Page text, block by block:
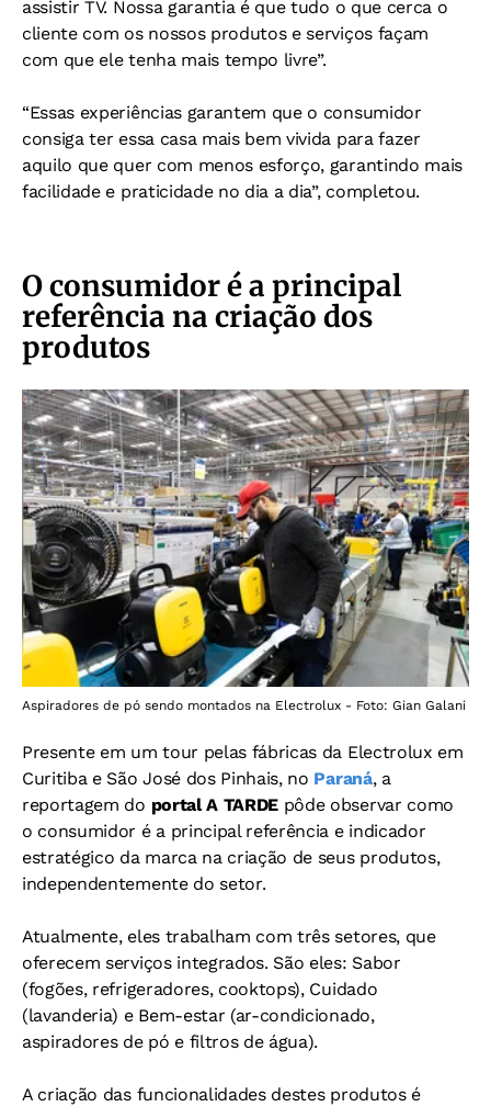
assistir TV. Nossa garantia é que tudo o que cerca o
cliente com os nossos produtos e serviços façam
com que ele tenha mais tempo livre”.
“Essas experiências garantem que o consumidor
consiga ter essa casa mais bem vivida para fazer
aquilo que quer com menos esforço, garantindo mais
facilidade e praticidade no dia a dia”, completou.
O consumidor é a principal
referência na criação dos
produtos
Aspiradores de pó sendo montados na Electrolux - Foto: Gian Galani
Presente em um tour pelas fábricas da Electrolux em
Curitiba e São José dos Pinhais, no Paraná, a
reportagem do portal A TARDE pôde observar como
o consumidor é a principal referência e indicador
estratégico da marca na criação de seus produtos,
independentemente do setor.
Atualmente, eles trabalham com três setores, que
oferecem serviços integrados. São eles: Sabor
(fogões, refrigeradores, cooktops), Cuidado
(lavanderia) e Bem-estar (ar-condicionado,
aspiradores de pó e filtros de água).
A criação das funcionalidades destes produtos é